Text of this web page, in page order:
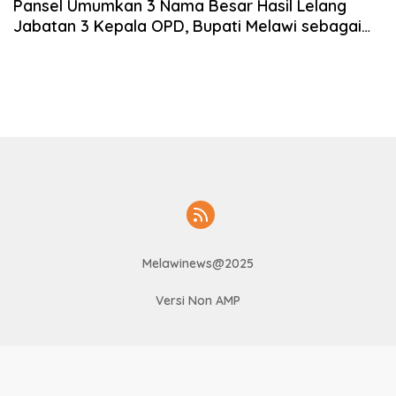
Pansel Umumkan 3 Nama Besar Hasil Lelang
Jabatan 3 Kepala OPD, Bupati Melawi sebagai
Melawinews@2025
Versi Non AMP